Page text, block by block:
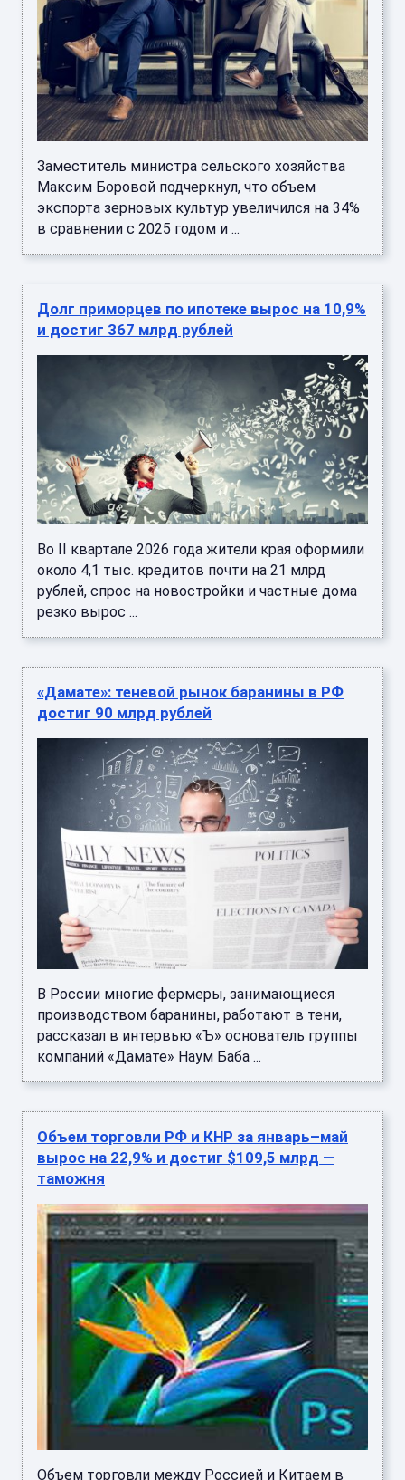
Заместитель министра сельского хозяйства
Максим Боровой подчеркнул, что объем
экспорта зерновых культур увеличился на 34%
в сравнении с 2025 годом и ...
Долг приморцев по ипотеке вырос на 10,9%
и достиг 367 млрд рублей
Во II квартале 2026 года жители края оформили
около 4,1 тыс. кредитов почти на 21 млрд
рублей, спрос на новостройки и частные дома
резко вырос ...
«Дамате»: теневой рынок баранины в РФ
достиг 90 млрд рублей
В России многие фермеры, занимающиеся
производством баранины, работают в тени,
рассказал в интервью «Ъ» основатель группы
компаний «Дамате» Наум Баба ...
Объем торговли РФ и КНР за январь–май
вырос на 22,9% и достиг $109,5 млрд —
таможня
Объем торговли между Россией и Китаем в